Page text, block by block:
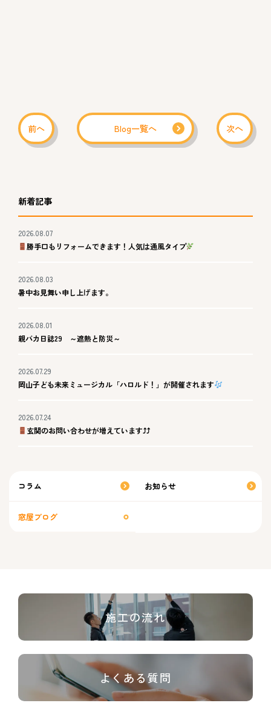
前へ 次へ
Blog一覧へ
新着記事
2026.08.07
勝手口もリフォームできます！人気は通風タイプ
2026.08.03
暑中お見舞い申し上げます。
2026.08.01
親バカ日誌29 ～遮熱と防災～
2026.07.29
岡山子ども未来ミュージカル「ハロルド！」が開催されます
2026.07.24
玄関のお問い合わせが増えています⤴⤴
コラム お知らせ
窓屋ブログ
施工の流れ
よくある質問